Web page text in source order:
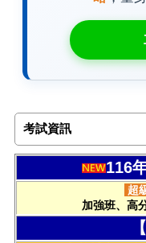
考試資訊
116
超
加強班、高